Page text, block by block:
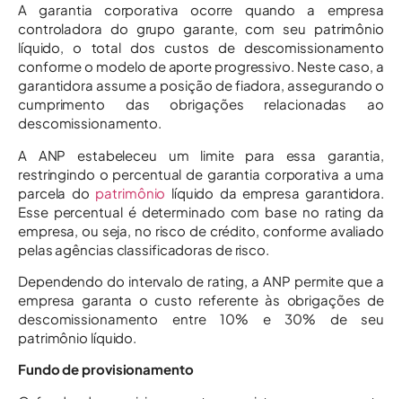
A garantia corporativa ocorre quando a empresa
controladora do grupo garante, com seu patrimônio
líquido, o total dos custos de descomissionamento
conforme o modelo de aporte progressivo. Neste caso, a
garantidora assume a posição de fiadora, assegurando o
cumprimento das obrigações relacionadas ao
descomissionamento.
A ANP estabeleceu um limite para essa garantia,
restringindo o percentual de garantia corporativa a uma
parcela do patrimônio líquido da empresa garantidora.
Esse percentual é determinado com base no rating da
empresa, ou seja, no risco de crédito, conforme avaliado
pelas agências classificadoras de risco.
Dependendo do intervalo de rating, a ANP permite que a
empresa garanta o custo referente às obrigações de
descomissionamento entre 10% e 30% de seu
patrimônio líquido.
Fundo de provisionamento